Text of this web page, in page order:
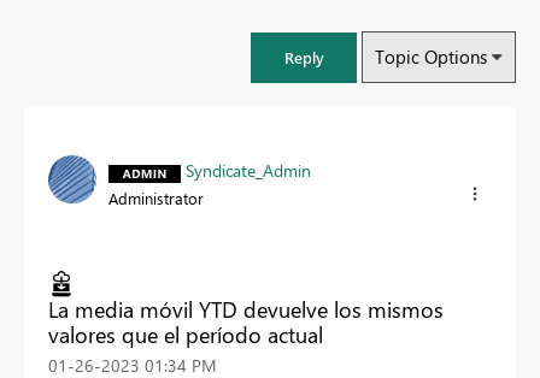
Reply Topic Options
Syndicate_Admin
Administrator
La media móvil YTD devuelve los mismos
valores que el período actual
‎01-26-2023 01:34 PM